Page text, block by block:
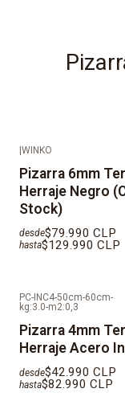
|WINKO
Pizarra 6mm
Herraje Negro
Stock)
desde$79.990 CLP
hasta$129.990 CLP
PC-INC4-50cm-60cm-
kg:3.0-m2:0,3
Pizarra 4mm
Herraje Acero
desde$42.990 CLP
hasta$82.990 CLP